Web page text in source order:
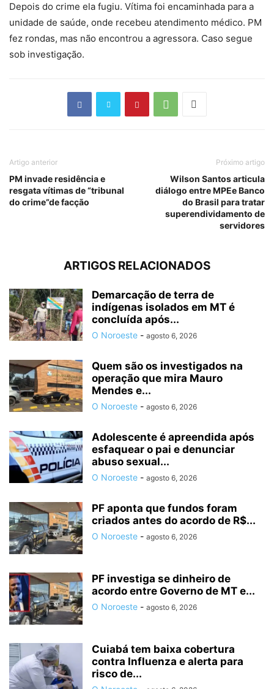
Depois do crime ela fugiu. Vítima foi encaminhada para a
unidade de saúde, onde recebeu atendimento médico. PM
fez rondas, mas não encontrou a agressora. Caso segue
sob investigação.
Artigo anterior
PM invade residência e
resgata vítimas de “tribunal
do crime”de facção
Próximo artigo
Wilson Santos articula
diálogo entre MPEe Banco
do Brasil para tratar
superendividamento de
servidores
ARTIGOS RELACIONADOS
Demarcação de terra de
indígenas isolados em MT é
concluída após...
O Noroeste - agosto 6, 2026
Quem são os investigados na
operação que mira Mauro
Mendes e...
O Noroeste - agosto 6, 2026
Adolescente é apreendida após
esfaquear o pai e denunciar
abuso sexual...
O Noroeste - agosto 6, 2026
PF aponta que fundos foram
criados antes do acordo de R$...
O Noroeste - agosto 6, 2026
PF investiga se dinheiro de
acordo entre Governo de MT e...
O Noroeste - agosto 6, 2026
Cuiabá tem baixa cobertura
contra Influenza e alerta para
risco de...